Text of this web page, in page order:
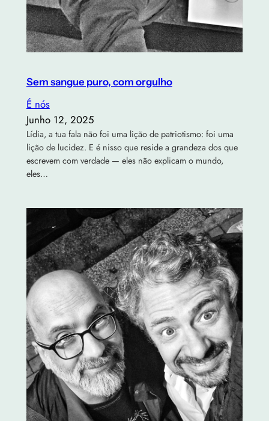
Sem sangue puro, com orgulho
É nós
Junho 12, 2025
Lídia, a tua fala não foi uma lição de patriotismo: foi uma
lição de lucidez. E é nisso que reside a grandeza dos que
escrevem com verdade — eles não explicam o mundo,
eles…